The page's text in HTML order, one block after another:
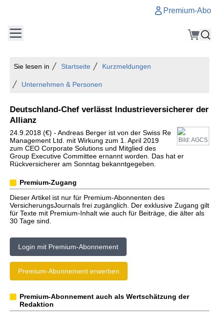
Premium-Abo
Sie lesen in Startseite Kurzmeldungen
Unternehmen & Personen
Deutschland-Chef verlässt Industrieversicherer der
Allianz
Bild: AGCS
24.9.2018 (€) - Andreas Berger ist von der Swiss Re
Management Ltd. mit Wirkung zum 1. April 2019
zum CEO Corporate Solutions und Mitglied des
Group Executive Committee ernannt worden. Das hat er
Rückversicherer am Sonntag bekanntgegeben.
Premium-Zugang
Dieser Artikel ist nur für Premium-Abonnenten des
VersicherungsJournals frei zugänglich. Der exklusive Zugang gilt
für Texte mit Premium-Inhalt wie auch für Beiträge, die älter als
30 Tage sind.
Login mit Premium-Abonnement
Premium-Abonnement erwerben
Premium-Abonnement auch als Wertschätzung der
Redaktion